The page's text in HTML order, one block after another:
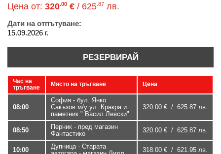
Цена от: 320.00 € / 625 .87 лв.
Дати на отпътуване:
15.09.2026 г.
РЕЗЕРВИРАЙ
Час на
тръгване
Място на тръгване Цена
08:00
София - бул. Янко
Сакъзов м/у ул. Кракра и
паметник " Васил Левски"
320.00 € / 625.87 лв.
08:50
Перник - пред магазин
Фантастико
320.00 € / 625.87 лв.
10:00
Дупница - Старата
318.00 € / 621.95 лв.